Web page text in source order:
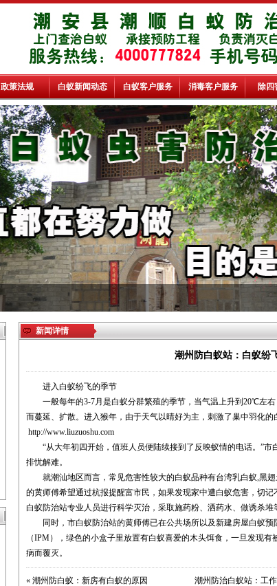
政策法规 白蚁新闻动态 白蚁客户服务 消毒客户服务 除四
新闻详情
潮州防白蚁站：白蚁纷
进入白蚁纷飞的季节
一般每年的3-7月是白蚁分群繁殖的季节，当气温上升到20℃左右
而蔓延、扩散。进入猴年，由于天气以晴好为主，刺激了巢中羽化的
http://www.liuzuoshu.com
“从大年初四开始，值班人员便陆续接到了反映蚁情的电话。”市
排忧解难。
就潮汕地区而言，常见危害性较大的白蚁品种有台湾乳白蚁,黑翅
的黄师傅希望通过杭报提醒富市民，如果发现家中遭白蚁危害，切
白蚁防治站专业人员进行科学灭治，采取施药粉、洒药水、做诱杀堆
同时，市白蚁防治站的黄师傅已在公共场所以及新建房屋白蚁
（IPM），绿色的小盒子里放置有白蚁喜爱的木头饵食，一旦发现
病而覆灭。
« 潮州防白蚁：新房有白蚁的原因 潮州防治白蚁站：工